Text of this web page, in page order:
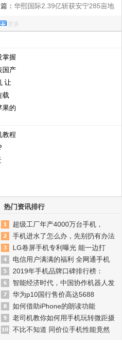
： 华熙国际2.39亿斩获安宁285亩地
更多
掌握
国产
让
载
果的
教程
热门资讯排行
超级工厂年产4000万台手机，
手机进水了怎么办，先别扔有办法
LG卷屏手机专利曝光 能一边打
电信用户满满的福利 全网通手机
2019年手机品牌口碑排行榜：
智能经济时代，中国协作机器人发
华为p10国行售价高达5688
如何借助iPhone的朗读功能
老司机教你如何用手机玩转微距摄
不比不知道 同价位手机性能竟然